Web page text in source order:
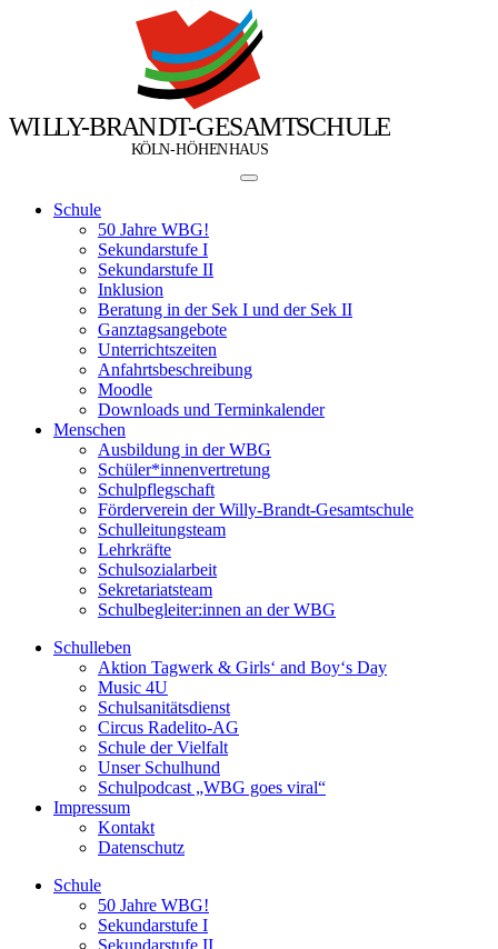
WILLY-BRANDT-GESAMTSCHULE
KÖLN-HÖHENHAUS
Schule
50 Jahre WBG!
Sekundarstufe I
Sekundarstufe II
Inklusion
Beratung in der Sek I und der Sek II
Ganztagsangebote
Unterrichtszeiten
Anfahrtsbeschreibung
Moodle
Downloads und Terminkalender
Menschen
Ausbildung in der WBG
Schüler*innenvertretung
Schulpflegschaft
Förderverein der Willy-Brandt-Gesamtschule
Schulleitungsteam
Lehrkräfte
Schulsozialarbeit
Sekretariatsteam
Schulbegleiter:innen an der WBG
Schulleben
Aktion Tagwerk & Girls‘ and Boy‘s Day
Music 4U
Schulsanitätsdienst
Circus Radelito-AG
Schule der Vielfalt
Unser Schulhund
Schulpodcast „WBG goes viral“
Impressum
Kontakt
Datenschutz
Schule
50 Jahre WBG!
Sekundarstufe I
Sekundarstufe II